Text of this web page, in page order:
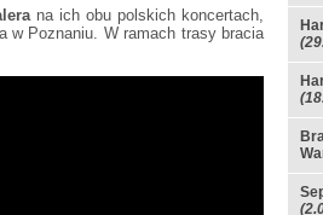
na ich obu polskich koncertach,
w Poznaniu. W ramach trasy bracia